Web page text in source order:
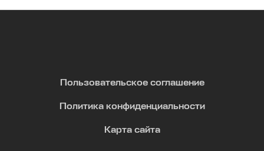
Пользовательское соглашение
Политика конфиденциальности
Карта сайта